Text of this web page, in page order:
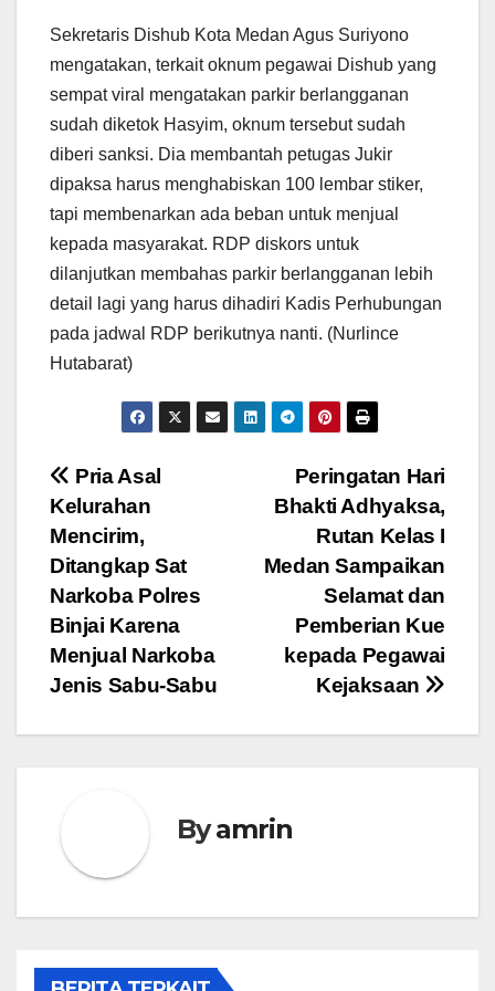
Sekretaris Dishub Kota Medan Agus Suriyono
mengatakan, terkait oknum pegawai Dishub yang
sempat viral mengatakan parkir berlangganan
sudah diketok Hasyim, oknum tersebut sudah
diberi sanksi. Dia membantah petugas Jukir
dipaksa harus menghabiskan 100 lembar stiker,
tapi membenarkan ada beban untuk menjual
kepada masyarakat. RDP diskors untuk
dilanjutkan membahas parkir berlangganan lebih
detail lagi yang harus dihadiri Kadis Perhubungan
pada jadwal RDP berikutnya nanti. (Nurlince
Hutabarat)
Navigasi
pos
Peringatan Hari
Bhakti Adhyaksa,
Rutan Kelas I
Medan Sampaikan
Selamat dan
Pemberian Kue
kepada Pegawai
Kejaksaan
Pria Asal
Kelurahan
Mencirim,
Ditangkap Sat
Narkoba Polres
Binjai Karena
Menjual Narkoba
Jenis Sabu-Sabu
Byamrin